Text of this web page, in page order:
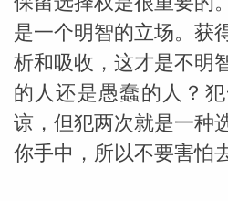
是一个明智的立场。获
析和吸收，这才是不明
的人还是愚蠢的人？
谅，但犯两次就是一种
你手中，所以不要害怕